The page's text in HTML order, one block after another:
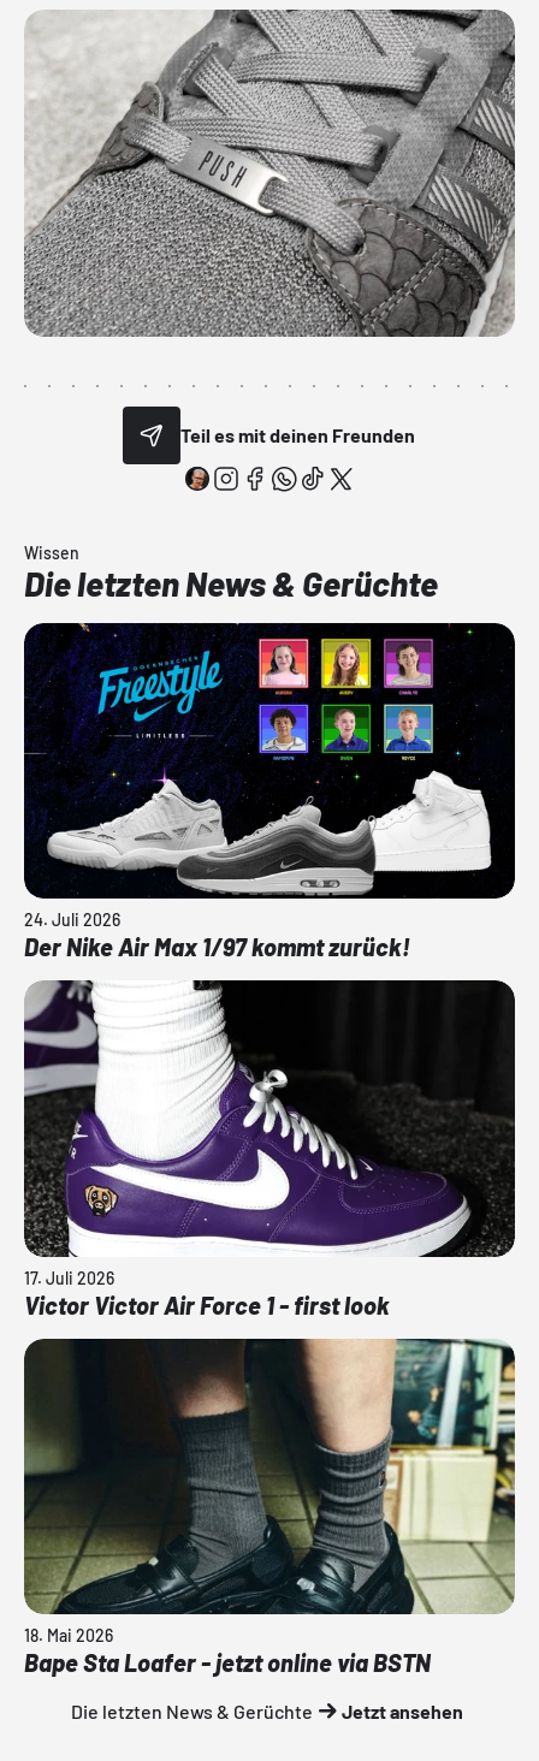
Teil es mit deinen Freunden
Wissen
Die letzten News & Gerüchte
24. Juli 2026
Der Nike Air Max 1/97 kommt zurück!
17. Juli 2026
Victor Victor Air Force 1 - first look
18. Mai 2026
Bape Sta Loafer - jetzt online via BSTN
Die letzten News & Gerüchte Jetzt ansehen